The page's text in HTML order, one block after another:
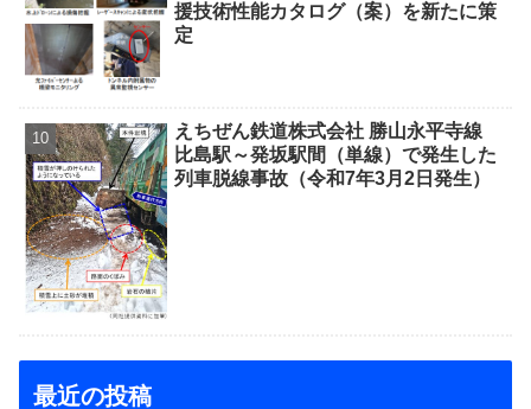
援技術性能カタログ（案）を新たに策
定
えちぜん鉄道株式会社 勝山永平寺線
比島駅～発坂駅間（単線）で発生した
列車脱線事故（令和7年3月2日発生）
最近の投稿